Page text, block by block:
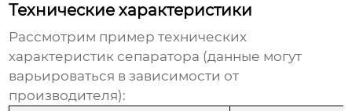
Технические характеристики
Рассмотрим пример технических
характеристик сепаратора (данные могут
варьироваться в зависимости от
производителя):